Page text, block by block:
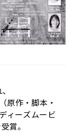
原作・脚本・
ィーズムービ
賞。